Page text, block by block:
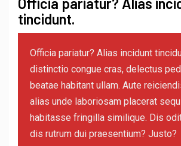
tincidunt.
Officia pariatur? Alias incidunt
distinctio congue cras, delectus
beatae habitant ullam. Aute
alias unde laboriosam placerat
habitasse fringilla similique. Dis
dis rutrum dui praesentium? Justo?